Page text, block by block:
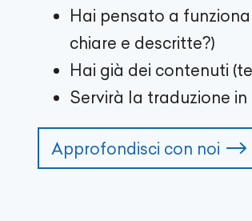
Hai pensato a
chiare e descritte?)
Hai già dei contenuti
Servirà la traduzione
Approfondisci con noi